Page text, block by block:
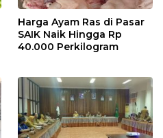
Harga Ayam Ras di Pasar
SAIK Naik Hingga Rp
40.000 Perkilogram